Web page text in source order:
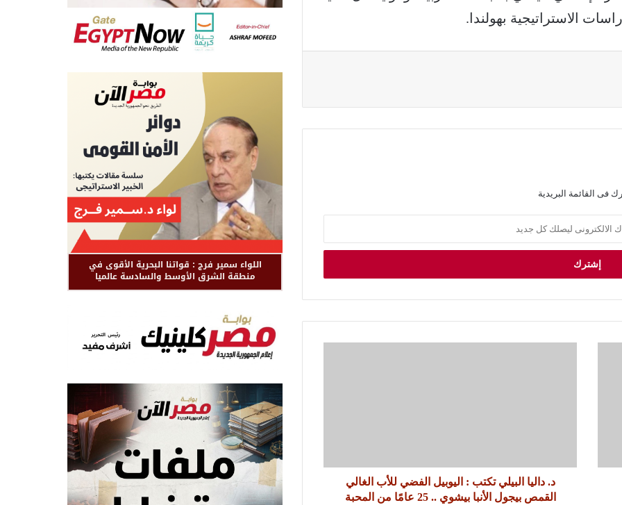
الاستراتيجية بهولندا.
فى القائمة البريدية
د. داليا البيلي تكتب : اليوبيل الفضي للأب الغالي
القمص بيجول الأنبا بيشوي .. 25 عامًا من المحبة
اللواء سمير فرج : قواتنا البحرية الأقوى في
منطقة الشرق الأوسط والسادسة عالميا